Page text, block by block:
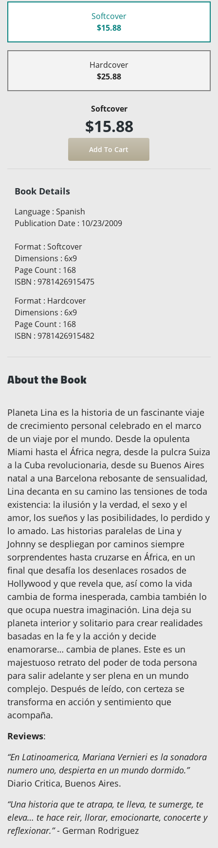
Softcover
$15.88
Hardcover
$25.88
Softcover
$15.88
Book Details
Language : Spanish
Publication Date : 10/23/2009
Format : Softcover
Dimensions : 6x9
Page Count : 168
ISBN : 9781426915475
Format : Hardcover
Dimensions : 6x9
Page Count : 168
ISBN : 9781426915482
About the Book
Planeta Lina es la historia de un fascinante viaje
de crecimiento personal celebrado en el marco
de un viaje por el mundo. Desde la opulenta
Miami hasta el África negra, desde la pulcra Suiza
a la Cuba revolucionaria, desde su Buenos Aires
natal a una Barcelona rebosante de sensualidad,
Lina decanta en su camino las tensiones de toda
existencia: la ilusión y la verdad, el sexo y el
amor, los sueños y las posibilidades, lo perdido y
lo amado. Las historias paralelas de Lina y
Johnny se despliegan por caminos siempre
sorprendentes hasta cruzarse en África, en un
final que desafía los desenlaces rosados de
Hollywood y que revela que, así como la vida
cambia de forma inesperada, cambia también lo
que ocupa nuestra imaginación. Lina deja su
planeta interior y solitario para crear realidades
basadas en la fe y la acción y decide
enamorarse… cambia de planes. Este es un
majestuoso retrato del poder de toda persona
para salir adelante y ser plena en un mundo
complejo. Después de leído, con certeza se
transforma en acción y sentimiento que
acompaña.
Reviews:
“En Latinoamerica, Mariana Vernieri es la sonadora
numero uno, despierta en un mundo dormido.”
Diario Critica, Buenos Aires.
“Una historia que te atrapa, te lleva, te sumerge, te
eleva… te hace reir, llorar, emocionarte, conocerte y
reflexionar.”- German Rodriguez